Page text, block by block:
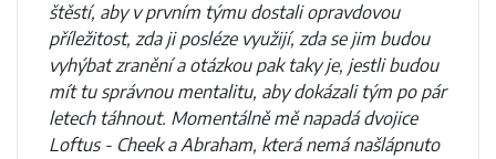
štěstí, aby v prvním týmu dostali opravdovou
příležitost, zda ji posléze využijí, zda se jim budou
vyhýbat zranění a otázkou pak taky je, jestli budou
mít tu správnou mentalitu, aby dokázali tým po pár
letech táhnout. Momentálně mě napadá dvojice
Loftus - Cheek a Abraham, která nemá našlápnuto